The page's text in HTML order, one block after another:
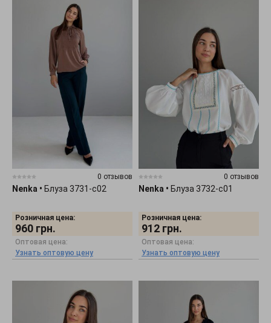
0 отзывов
Nenka • Блуза 3731-c02
Розничная цена:
960 грн.
Оптовая цена:
Узнать оптовую цену
0 отзывов
Nenka • Блуза 3732-c01
Розничная цена:
912 грн.
Оптовая цена:
Узнать оптовую цену